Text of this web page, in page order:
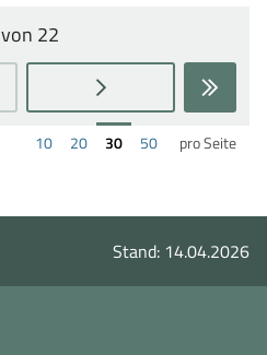
Seite:
von 22
Zur
nächsten
Seite
Zur
letzten
Seite
10Ergebnisse
20Ergebnisse
30Ergebnisse
50Ergebnisse
pro Seite
Stand: 14.04.2026